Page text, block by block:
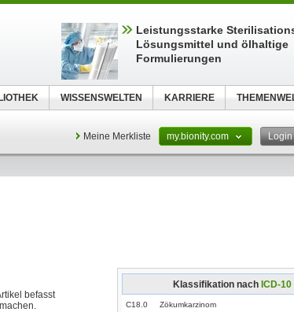
Meine Merkliste my.bionity.com Login
Klassifikation nach ICD-10
C18.0 Zökumkarzinom
befasst
Leistungsstarke
Lösungsmittel und ölhaltige
Formulierungen
WISSENSWELTEN KARRIERE